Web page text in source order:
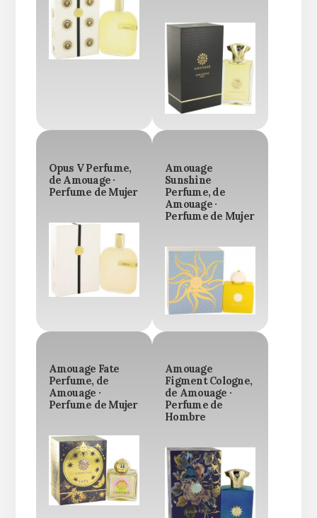
Opus V Perfume,
de Amouage ·
Perfume de Mujer
Amouage
Sunshine
Perfume, de
Amouage ·
Perfume de Mujer
Amouage Fate
Perfume, de
Amouage ·
Perfume de Mujer
Amouage
Figment Cologne,
de Amouage ·
Perfume de
Hombre